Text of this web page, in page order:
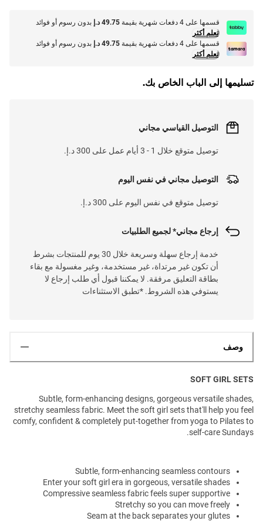
قسمها على 4 دفعات شهرية بقيمة 49.75 د.إ
بدون رسوم أو فوائد
تعلم أكثر
قسمها على 4 دفعات شهرية بقيمة
49.75 د.إ
بدون رسوم أو فوائد
تعلم أكثر
تسليمها إلى الباب الخاص بك.
التوصيل القياسي مجاني
توصيل متوقع خلال 1 - 3 أيام عمل على 300 د.إ.
التوصيل مجاني في نفس اليوم
توصيل متوقع في نفس اليوم على 300 د.إ.
إرجاع مجاني* لجميع الطلبيات
خدمة إرجاع سهلة وسريعة خلال 30 يوم للمنتجات بشرط
أن تكون غير مرتداة، غير مستخدمة، وغير مغسولة مع بقاء
بطاقة التعليق مرفقة. لا يمكننا قبول أي طلب إرجاع لا
يستوفي هذه الشروط. *تطبق الاستثناءات
وصف
SOFT GIRL SETS
Subtle, form-enhancing designs, gorgeous versatile shades,
stretchy seamless fabric. Meet the soft girl sets that'll help you feel
comfy, confident & completely put-together from yoga to Pilates to
self-care Sundays.
Subtle, form-enhancing seamless contours
Enter your soft girl era in gorgeous, versatile shades
Compressive seamless fabric feels super supportive
Stretchy so you can move freely
Seam at the back separates your glutes